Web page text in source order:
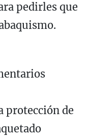
pedirles que
protección de